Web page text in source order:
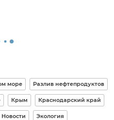
море Разлив нефтепродуктов
Крым Краснодарский край
Новости Экология